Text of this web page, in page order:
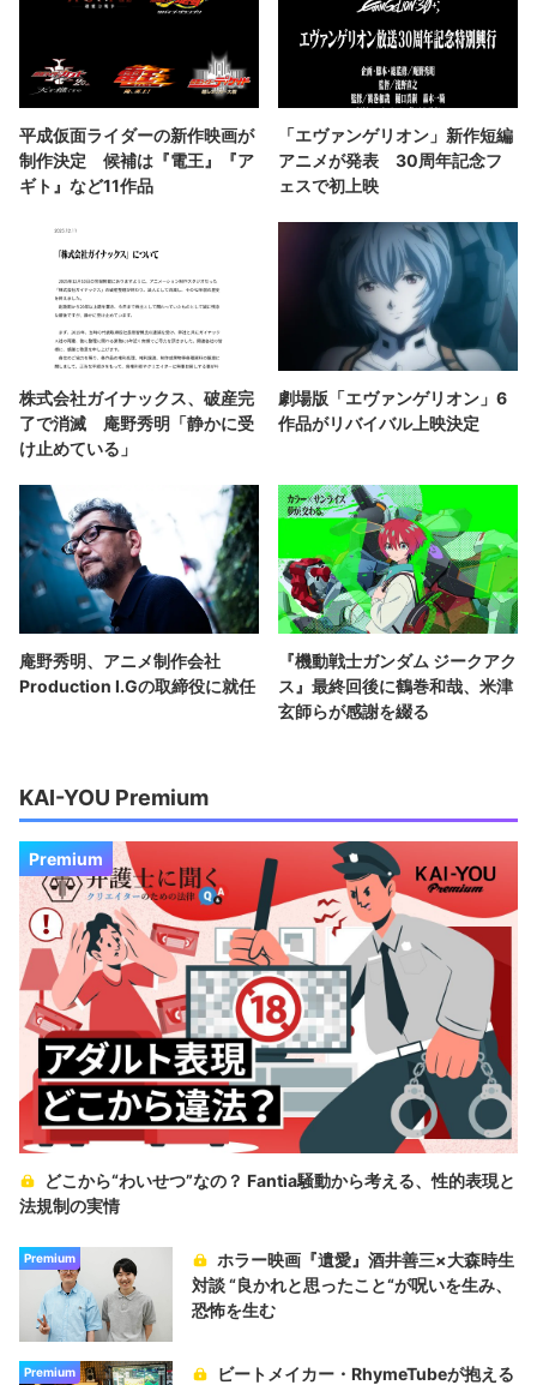
平成仮面ライダーの新作映画が
制作決定 候補は『電王』『ア
ギト』など11作品
「エヴァンゲリオン」新作短編
アニメが発表 30周年記念フ
ェスで初上映
株式会社ガイナックス、破産完
了で消滅 庵野秀明「静かに受
け止めている」
劇場版「エヴァンゲリオン」6
作品がリバイバル上映決定
庵野秀明、アニメ制作会社
Production I.Gの取締役に就任
『機動戦士ガンダム ジークアク
ス』最終回後に鶴巻和哉、米津
玄師らが感謝を綴る
KAI-YOU Premium
Premium
どこから“わいせつ”なの？ Fantia騒動から考える、性的表現と
法規制の実情
Premium
ホラー映画『遺愛』酒井善三×大森時生
対談 “良かれと思ったこと“が呪いを生み、
恐怖を生む
Premium
ビートメイカー・RhymeTubeが抱える